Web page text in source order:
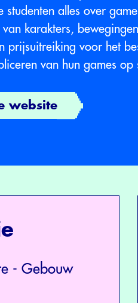
studenten alles over
van karakters,
prijsuitreiking voor het
van hun games op
website
- Gebouw